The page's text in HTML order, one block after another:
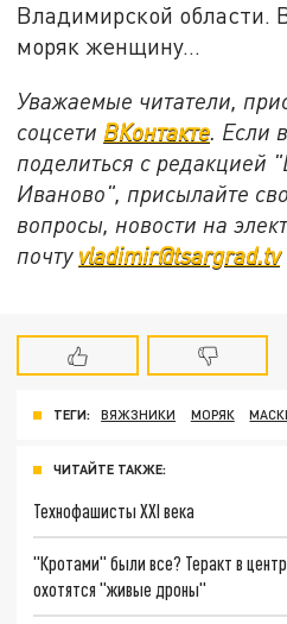
Владимирской области.
моряк женщину…
Уважаемые читатели,
соцсети ВКонтакте. Если
поделиться с редакцией
Иваново", присылайте
вопросы, новости на
почту vladimir@tsargrad.tv
ТЕГИ: ВЯЖЗНИКИ МОРЯК
ЧИТАЙТЕ ТАКЖЕ:
Технофашисты XXI века
"Кротами" были все? Теракт в
охотятся "живые дроны"